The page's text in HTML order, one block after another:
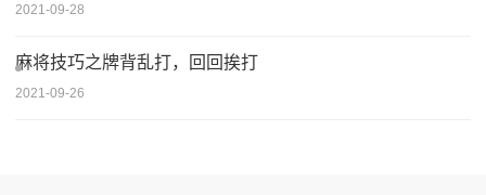
2021-09-28
麻将技巧之牌背乱打，回回挨打
2021-09-26